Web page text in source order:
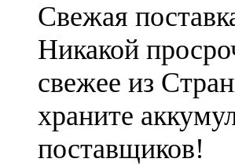
Свежая
Никакой
свежее из
храните
поставщиков!